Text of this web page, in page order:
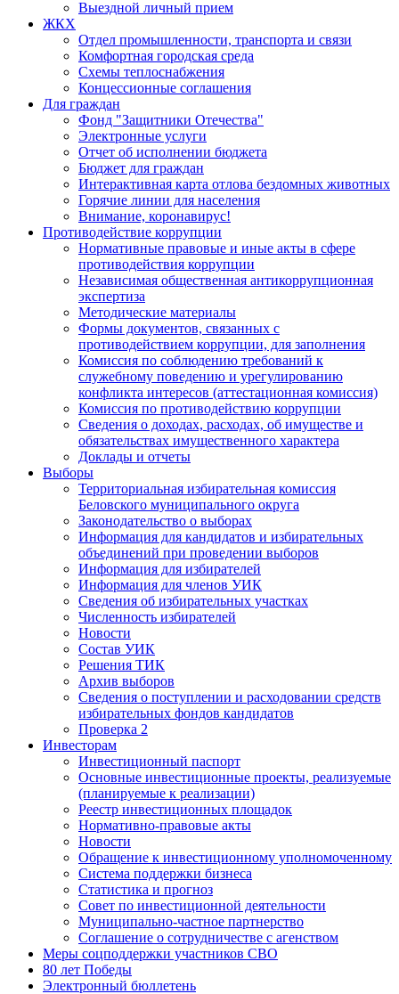
Выездной личный прием
ЖКХ
Отдел промышленности, транспорта и связи
Комфортная городская среда
Схемы теплоснабжения
Концессионные соглашения
Для граждан
Фонд "Защитники Отечества"
Электронные услуги
Отчет об исполнении бюджета
Бюджет для граждан
Интерактивная карта отлова бездомных животных
Горячие линии для населения
Внимание, коронавирус!
Противодействие коррупции
Нормативные правовые и иные акты в сфере
противодействия коррупции
Независимая общественная антикоррупционная
экспертиза
Методические материалы
Формы документов, связанных с
противодействием коррупции, для заполнения
Комиссия по соблюдению требований к
служебному поведению и урегулированию
конфликта интересов (аттестационная комиссия)
Комиссия по противодействию коррупции
Сведения о доходах, расходах, об имуществе и
обязательствах имущественного характера
Доклады и отчеты
Выборы
Территориальная избирательная комиссия
Беловского муниципального округа
Законодательство о выборах
Информация для кандидатов и избирательных
объединений при проведении выборов
Информация для избирателей
Информация для членов УИК
Сведения об избирательных участках
Численность избирателей
Новости
Состав УИК
Решения ТИК
Архив выборов
Сведения о поступлении и расходовании средств
избирательных фондов кандидатов
Проверка 2
Инвесторам
Инвестиционный паспорт
Основные инвестиционные проекты, реализуемые
(планируемые к реализации)
Реестр инвестиционных площадок
Нормативно-правовые акты
Новости
Обращение к инвестиционному уполномоченному
Система поддержки бизнеса
Статистика и прогноз
Совет по инвестиционной деятельности
Муниципально-частное партнерство
Соглашение о сотрудничестве с агенством
Меры соцподдержки участников СВО
80 лет Победы
Электронный бюллетень